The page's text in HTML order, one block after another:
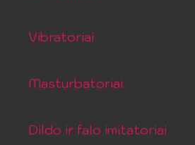
Vibratoriai
Masturbatoriai
Dildo ir falo imitatoriai